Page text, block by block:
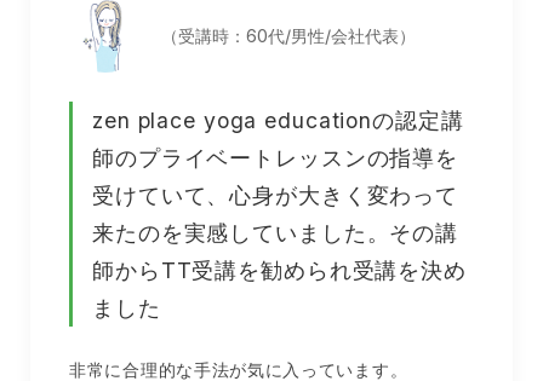
（受講時：60代/男性/会社代表）
zen place yoga educationの認定講
師のプライベートレッスンの指導を
受けていて、心身が大きく変わって
来たのを実感していました。その講
師からTT受講を勧められ受講を決め
ました
非常に合理的な手法が気に入っています。